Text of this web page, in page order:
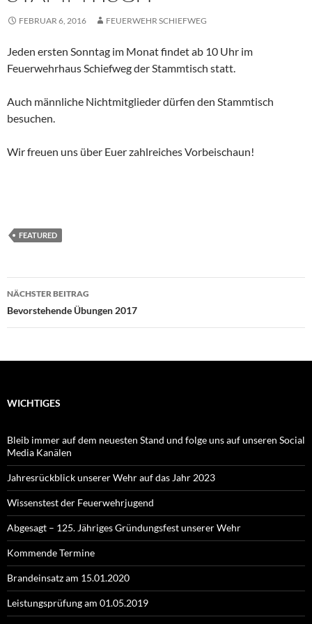
FEBRUAR 6, 2016 FEUERWEHR SCHIEFWEG
Jeden ersten Sonntag im Monat findet ab 10 Uhr im
Feuerwehrhaus Schiefweg der Stammtisch statt.
Auch männliche Nichtmitglieder dürfen den Stammtisch
besuchen.
Wir freuen uns über Euer zahlreiches Vorbeischaun!
FEATURED
Beitragsnavigation
NÄCHSTER BEITRAG
Bevorstehende Übungen 2017
WICHTIGES
Bleib immer auf dem neuesten Stand und folge uns auf unseren Social
Media Kanälen
Jahresrückblick unserer Wehr auf das Jahr 2023
Wissenstest der Feuerwehrjugend
Abgesagt – 125. Jähriges Gründungsfest unserer Wehr
Kommende Termine
Brandeinsatz am 15.01.2020
Leistungsprüfung am 01.05.2019